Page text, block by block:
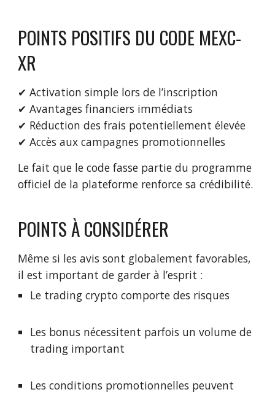
POINTS POSITIFS DU CODE MEXC-
XR
✔ Activation simple lors de l’inscription
✔ Avantages financiers immédiats
✔ Réduction des frais potentiellement élevée
✔ Accès aux campagnes promotionnelles
Le fait que le code fasse partie du programme
officiel de la plateforme renforce sa crédibilité.
POINTS À CONSIDÉRER
Même si les avis sont globalement favorables,
il est important de garder à l’esprit :
Le trading crypto comporte des risques
Les bonus nécessitent parfois un volume de
trading important
Les conditions promotionnelles peuvent